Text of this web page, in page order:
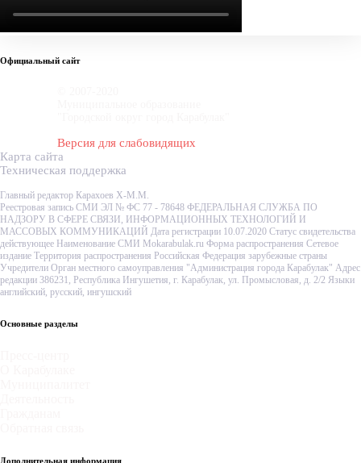
Официальный сайт
Версия для слабовидящих
Карта сайта
Техническая поддержка
Главный редактор Карахоев Х-М.М.
Реестровая запись СМИ ЭЛ № ФС 77 - 78648 ФЕДЕРАЛЬНАЯ СЛУЖБА ПО
НАДЗОРУ В СФЕРЕ СВЯЗИ, ИНФОРМАЦИОННЫХ ТЕХНОЛОГИЙ И
МАССОВЫХ КОММУНИКАЦИЙ Дата регистрации 10.07.2020 Статус свидетельства
действующее Наименование СМИ Mokarabulak.ru Форма распространения Сетевое
издание Территория распространения Российская Федерация зарубежные страны
Учредители Орган местного самоуправления "Администрация города Карабулак" Адрес
редакции 386231, Республика Ингушетия, г. Карабулак, ул. Промысловая, д. 2/2 Языки
английский, русский, ингушский
Основные разделы
Дополнительная информация